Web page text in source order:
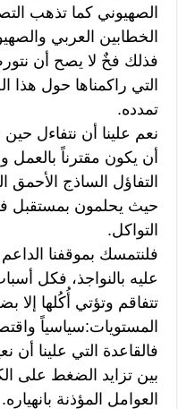
الصهيوني كما تذهب
الخطابين العربي
فذلك فخٌ لا يصح أن
التي راكمناها حول هذا
تمدده.
نعم علينا أن نتفاءل حين
أن يكون مقترناً
التفاؤل الساذج الأحمق
حيث يحلمون بمستقبل
التواكل.
فلنتمسك بموقفنا
عليه بالنواجذ، فكل
تتفاقم وتؤتي أُكُلها
المستويات:سياسياً
فالقاعدة التي علينا أن
بين تزايد الضغط على
العوامل المؤذنة بانهياره.